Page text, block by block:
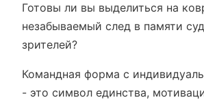
Готовы ли вы выделиться на
незабываемый след в памяти
зрителей?
Командная форма с
- это символ единства,